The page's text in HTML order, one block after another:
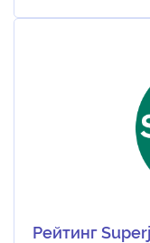
Рейтинг